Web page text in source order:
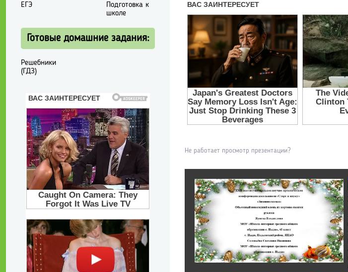
Не работает просмотр презентации?
ЕГЭ
Подготовка к
школе
Готовые домашние задания:
Решебники
(ГДЗ)